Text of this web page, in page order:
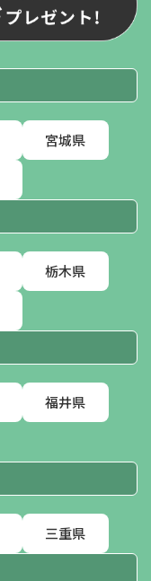
宮城県
栃木県
福井県
三重県